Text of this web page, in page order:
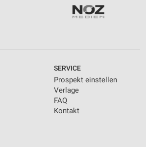
SERVICE
Prospekt einstellen
Verlage
FAQ
Kontakt